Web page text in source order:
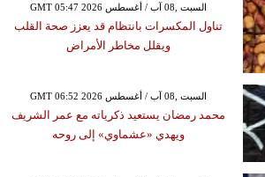
GMT 05:47 2026 السبت ,08 آب / أغسطس
تناول المكسرات بانتظام قد يعزز صحة القلب
ويقلل مخاطر الأمراض
GMT 06:52 2026 السبت ,08 آب / أغسطس
محمد رمضان يستعيد ذكرياته مع عمر الشريف
ويهدي «عشماوي» إلى روحه